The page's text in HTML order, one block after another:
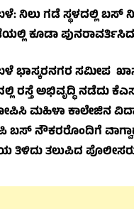
ನಿಲು ಗಡೆ ಸ್ಥಳದಲ್ಲಿ
ಕೂಡಾ
ಭಾಸ್ಕರನಗರ ಸಮೀಪ
ರಸ್ತೆ ಅಭಿವೃದ್ಧಿ ನಡೆದು
ಮಹಿಳಾ ಕಾಲೇಜಿನ
ಬಸ್ ನೌಕರರೊಂದಿಗೆ
ತಿಳಿದು ತಲುಪಿದ